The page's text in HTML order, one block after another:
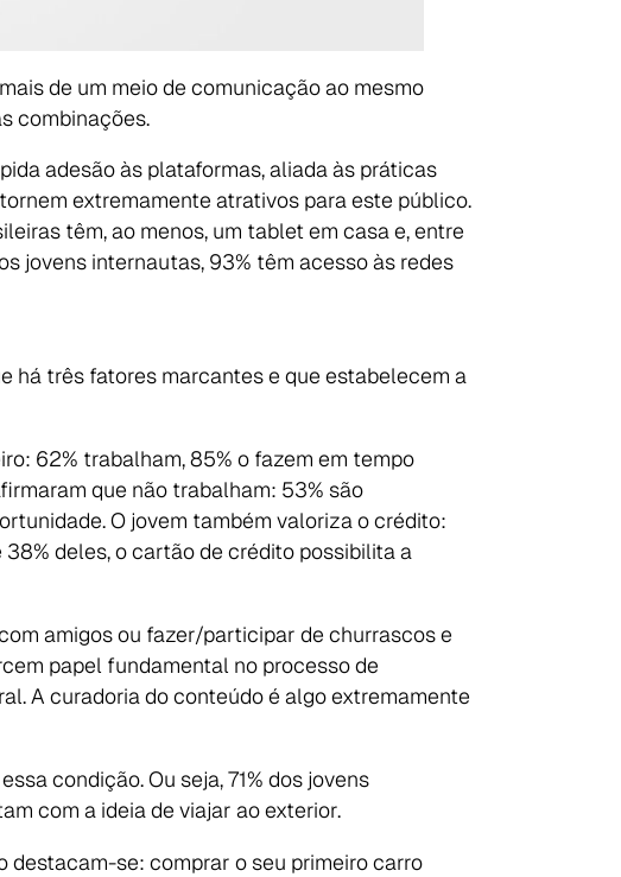
de um meio de comunicação ao mesmo
combinações.
adesão às plataformas, aliada às práticas
extremamente atrativos para este público.
têm, ao menos, um tablet em casa e, entre
jovens internautas, 93% têm acesso às redes
há três fatores marcantes e que estabelecem a
62% trabalham, 85% o fazem em tempo
que não trabalham: 53% são
O jovem também valoriza o crédito:
deles, o cartão de crédito possibilita a
amigos ou fazer/participar de churrascos e
papel fundamental no processo de
A curadoria do conteúdo é algo extremamente
condição. Ou seja, 71% dos jovens
com a ideia de viajar ao exterior.
destacam-se: comprar o seu primeiro carro